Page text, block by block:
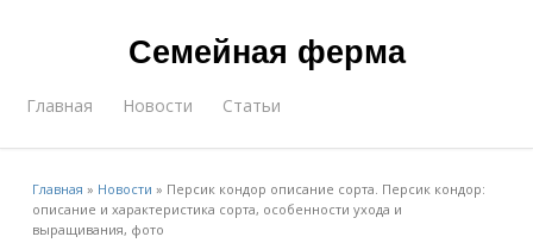
Семейная ферма
Главная Новости Статьи
Главная » Новости » Персик кондор описание сорта. Персик кондор:
описание и характеристика сорта, особенности ухода и
выращивания, фото